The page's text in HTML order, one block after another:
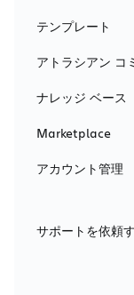
テンプレート
アトラシアン コ
ナレッジ ベース
Marketplace
アカウント管理
サポートを依頼